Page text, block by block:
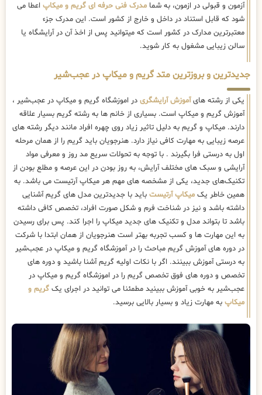
آزمون و قبولی در ازمون، به شما مدرک فنی حرفه ای گریم و میکاپ اعطا می
شود که قابل استناد در داخل و خارج از کشور است. این مدرک جزء
معتبرترین مدارک در کشور است که میتوانید پس از اخذ آن در آرایشگاه یا
سالن زیبایی مشغول به کار شوید.
جدیدترین و بروزترین متد گریم و میکاپ در عجب‌شیر
یکی از رشته هایآموزش آرایشگری در اموزشگاه گریم و میکاپ در عجب‌شیر ،
آموزش گریم و میکاپ است. بسیاری از خانم ها به رشته گریم بسیار علاقه
دارند. میکاپ و گریم به دلیل تاثیر زیاد روی چهره افراد مانند دیگر رشته های
عرصه زیبایی به مهارت کافی نیاز دارد. هنرجویان باید گریم را از همان مرحله
اول به درستی فرا بگیرند . با توجه به تحولات سریع مد روز و معرفی مواد
آرایشی و سبک های مختلف آرایش، به روز بودن در این عرصه و مطلع بودن از
تکنیک‌های جدید، یکی از مشخصه های مهم هر میکاپ آرتیست می باشد. به
همین خاطر یک میکاپ آرتیست باید با جدیدترین مدل های گریم آشنایی
داشته باشد و نیز در شناخت فرم و شکل صورت افراد، تخصص کافی داشته
باشد تا بتواند مدل و تکنیک های جدید میکاپ را اجرا کند. پس برای رسیدن
به این مهارت ها و کسب تجربه بهتر است هنرجویان از همان ابتدا با شرکت
در دوره های آموزش گریم مباحث را در آموزشگاه گریم و میکاپ در عجب‌شیر
به درستی آموزش ببینند. اگر با نکات اولیه گریم آشنا باشید و دوره های
تخصص و دوره های فوق تخصص گریم را در اموزشگاه گریم و میکاپ در
عجب‌شیر به خوبی آموزش ببینید مطمئنا می توانید در اجرای یک گریم و
میکاپ به مهارت زیاد و بسیار بالایی برسید.